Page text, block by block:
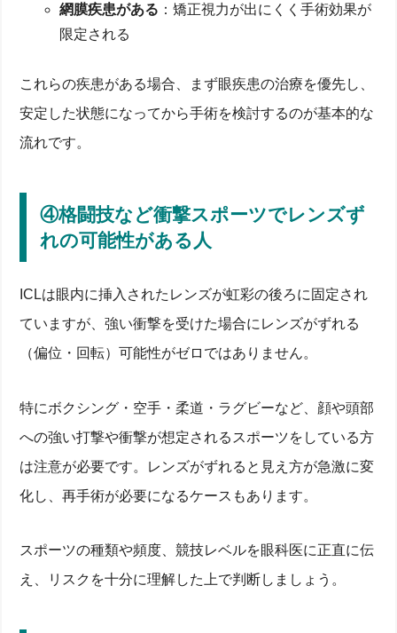
網膜疾患がある ：矯正視力が出にくく手術効果が
限定される
これらの疾患がある場合、まず眼疾患の治療を優先し、
安定した状態になってから手術を検討するのが基本的な
流れです。
④格闘技など衝撃スポーツでレンズず
れの可能性がある人
ICLは眼内に挿入されたレンズが虹彩の後ろに固定され
ていますが、強い衝撃を受けた場合にレンズがずれる
（偏位・回転）可能性がゼロではありません。
特にボクシング・空手・柔道・ラグビーなど、顔や頭部
への強い打撃や衝撃が想定されるスポーツをしている方
は注意が必要です。レンズがずれると見え方が急激に変
化し、再手術が必要になるケースもあります。
スポーツの種類や頻度、競技レベルを眼科医に正直に伝
え、リスクを十分に理解した上で判断しましょう。
ICL手術の仕組みと向き不向きを理解しよう【基礎解
説＆注目ポイント】
ICLとは？レンズ挿入で近視・乱視を矯正する屈折
やめた方がいい人5タイプと理由
①適応外：角膜が薄いなど条件を満たさずリスクが
ス
③感染症やドライアイなど眼疾患があり術後安定し
ない人
④格闘技など衝撃スポーツでレンズずれの可能性が
失敗してしまった例を知恵袋・ブログから検証【失敗
例まとめ】
た症例
レンズ度数ずれで視力が安定しない＆再手術したケ
ース
芸能人の公開体験談に学ぶ注意点
眼科医がICLをしない・勧めない理由とリスク